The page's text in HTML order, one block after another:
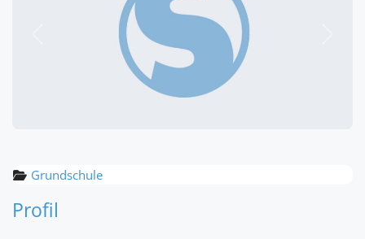
Grundschule
Profil